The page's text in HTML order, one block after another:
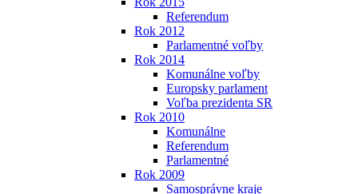
Referendum
Rok 2012
Parlamentné voľby
Rok 2014
Komunálne voľby
Europsky parlament
Voľba prezidenta SR
Rok 2010
Komunálne
Referendum
Parlamentné
Rok 2009
Samosprávne kraje